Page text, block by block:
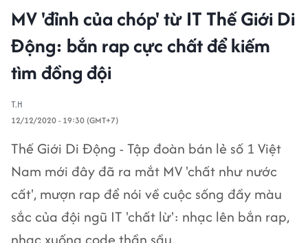
MV 'đỉnh của chóp' từ IT Thế Giới Di
Động: bắn rap cực chất để kiếm
tìm đồng đội
T.H
12/12/2020 - 19:30 (GMT+7)
Thế Giới Di Động - Tập đoàn bán lẻ số 1 Việt
Nam mới đây đã ra mắt MV 'chất như nước
cất', mượn rap để nói về cuộc sống đầy màu
sắc của đội ngũ IT 'chất lừ': nhạc lên bắn rap,